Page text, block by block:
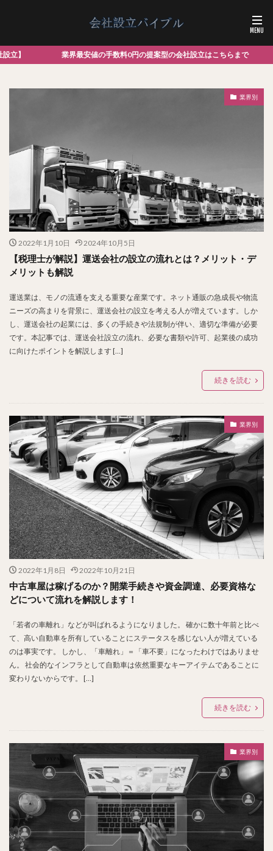
0円の提案型の会社設立はこちらまで
業界別
2022年1月10日 2024年10月5日
【税理士が解説】運送会社の設立の流れとは？メリット・デ
メリットも解説
運送業は、モノの流通を支える重要な産業です。ネット通販の急成長や物流
ニーズの高まりを背景に、運送会社の設立を考える人が増えています。しか
し、運送会社の起業には、多くの手続きや法規制が伴い、適切な準備が必要
です。本記事では、運送会社設立の流れ、必要な書類や許可、起業後の成功
に向けたポイントを解説します […]
続きを読む
業界別
2022年1月8日 2022年10月21日
中古車屋は稼げるのか？開業手続きや資金調達、必要資格な
どについて流れを解説します！
「若者の車離れ」などが叫ばれるようになりました。 確かに数十年前と比べ
て、高い自動車を所有していることにステータスを感じない人が増えている
のは事実です。 しかし、「車離れ」＝「車不要」になったわけではありませ
ん。 社会的なインフラとして自動車は依然重要なキーアイテムであることに
変わりないからです。 […]
続きを読む
業界別